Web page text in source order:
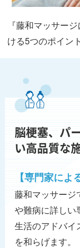
『藤和マッサー
ける5つのポイン
脳梗塞、パ
い高品質な
【専門家によ
藤和マッサージ
や難病に詳しい
生活のアドバイ
を和らげます。